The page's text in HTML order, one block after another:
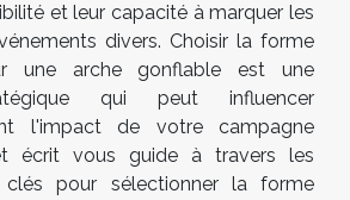
et leur capacité à marquer les
divers. Choisir la forme
une arche gonflable est une
qui peut influencer
l'impact de votre campagne
écrit vous guide à travers les
clés pour sélectionner la forme